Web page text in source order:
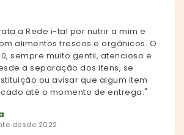
a Rede i-tal por nutrir a mim e
alimentos frescos e orgânicos. O
sempre muito gentil, atencioso e
a separação dos itens, se
ou avisar que algum item
até o momento de entrega."
desde 2022